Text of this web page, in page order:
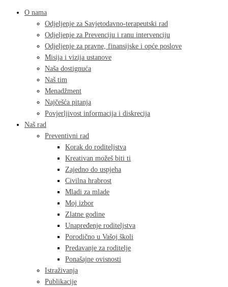
O nama
Odjeljenje za Savjetodavno-terapeutski rad
Odjeljenje za Prevenciju i ranu intervenciju
Odjeljenje za pravne, finansijske i opće poslove
Misija i vizija ustanove
Naša dostignuća
Naš tim
Menadžment
Najčešća pitanja
Povjerljivost informacija i diskrecija
Naš rad
Preventivni rad
Korak do roditeljstva
Kreativan možeš biti ti
Zajedno do uspjeha
Civilna hrabrost
Mladi za mlade
Moj izbor
Zlatne godine
Unapređenje roditeljstva
Porodično u Vašoj školi
Predavanje za roditelje
Ponašajne ovisnosti
Istraživanja
Publikacije